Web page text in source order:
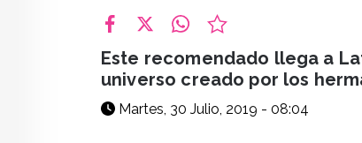
Este recomendado llega a
universo creado por los
Martes, 30 Julio, 2019 - 08:04